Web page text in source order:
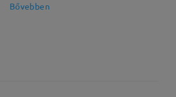
Bővebben